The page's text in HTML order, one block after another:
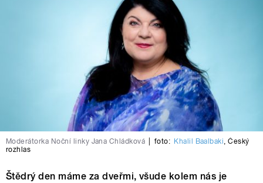
Moderátorka Noční linky Jana Chládková foto: Khalil Baalbaki,Český
rozhlas
Štědrý den máme za dveřmi, všude kolem nás je